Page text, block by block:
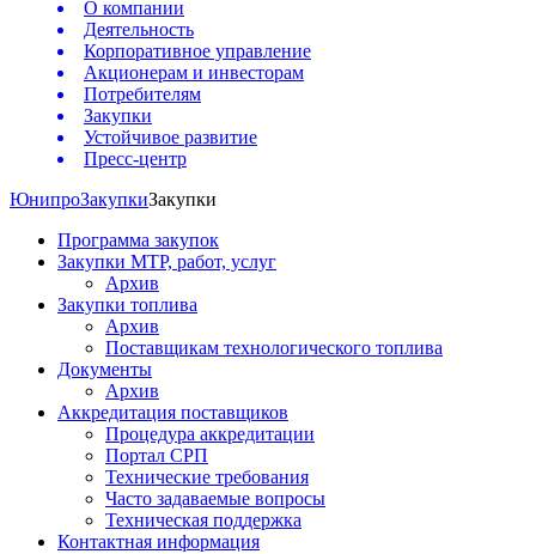
О компании
Деятельность
Корпоративное управление
Акционерам и инвесторам
Потребителям
Закупки
Устойчивое развитие
Пресс-центр
ЮнипроЗакупкиЗакупки
Программа закупок
Закупки МТР, работ, услуг
Архив
Закупки топлива
Архив
Поставщикам технологического топлива
Документы
Архив
Аккредитация поставщиков
Процедура аккредитации
Портал СРП
Технические требования
Часто задаваемые вопросы
Техническая поддержка
Контактная информация